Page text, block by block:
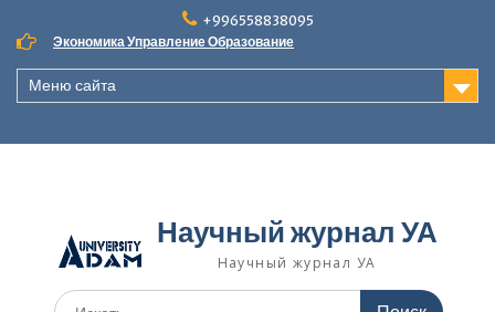
+996558838095
Экономика Управление Образование
Меню сайта
Научный журнал УА
Научный журнал УА
Поиск